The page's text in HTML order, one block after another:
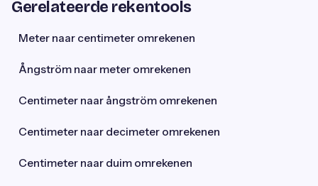
Gerelateerde rekentools
Meter naar centimeter omrekenen
Ångström naar meter omrekenen
Centimeter naar ångström omrekenen
Centimeter naar decimeter omrekenen
Centimeter naar duim omrekenen